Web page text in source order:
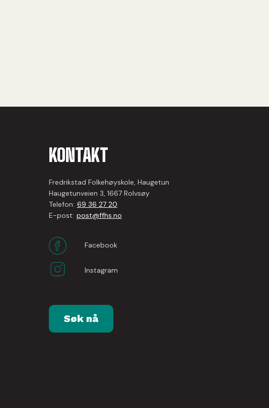
KONTAKT
Fredrikstad Folkehøyskole, Haugetun
Haugetunveien 3, 1667 Rolvsøy
Telefon: 69 36 27 20
E-post: post@ffhs.no
Facebook
Instagram
Søk nå